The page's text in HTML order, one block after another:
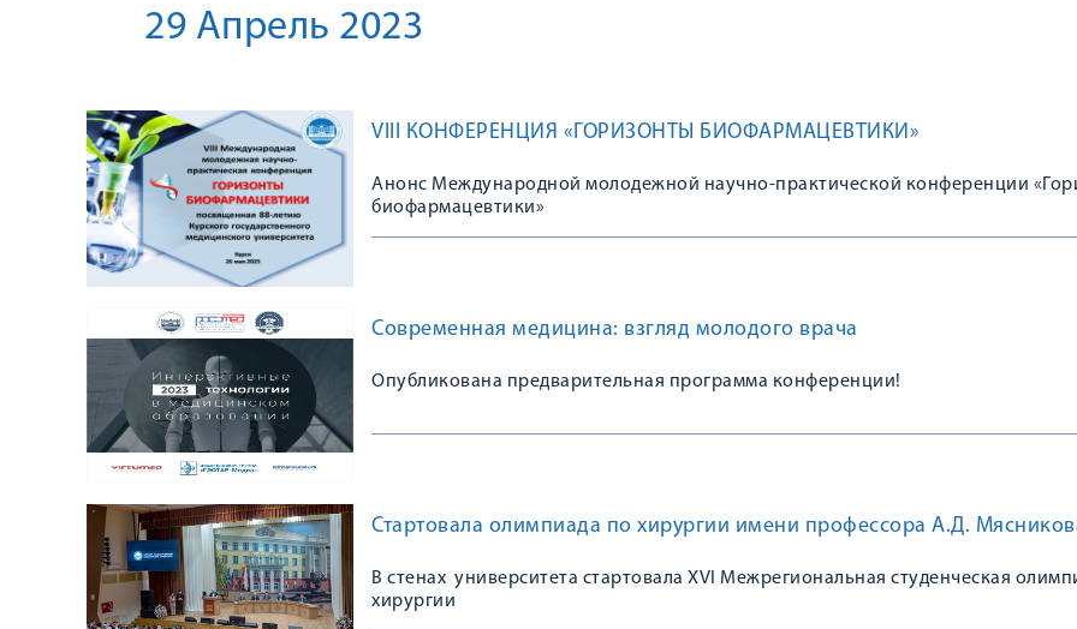
29 Апрель 2023
VIII КОНФЕРЕНЦИЯ «ГОРИЗОНТЫ БИОФАРМАЦЕВТИКИ»
Анонс Международной молодежной научно-практической конференции
биофармацевтики»
Современная медицина: взгляд молодого врача
Опубликована предварительная программа конференции!
Стартовала олимпиада по хирургии имени профессора А.Д.
В стенах университета стартовала XVI Межрегиональная студенческая
хирургии